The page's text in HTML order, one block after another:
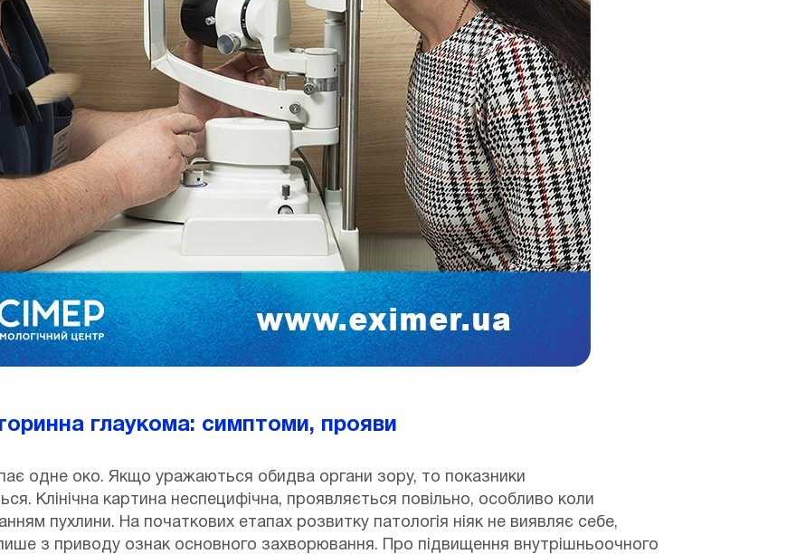
глаукома: симптоми, прояви
одне око. Якщо уражаються обидва органи зору, то показники
Клінічна картина неспецифічна, проявляється повільно, особливо коли
пухлини. На початкових етапах розвитку патологія ніяк не виявляє себе,
з приводу ознак основного захворювання. Про підвищення внутрішньоочного